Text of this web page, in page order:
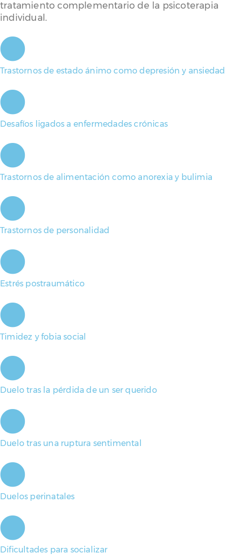
tratamiento complementario de la psicoterapia
individual.
Trastornos de estado ánimo como depresión y ansiedad
Desafíos ligados a enfermedades crónicas
Trastornos de alimentación como anorexia y bulimia
Trastornos de personalidad
Estrés postraumático
Timidez y fobia social
Duelo tras la pérdida de un ser querido
Duelo tras una ruptura sentimental
Duelos perinatales
Dificultades para socializar